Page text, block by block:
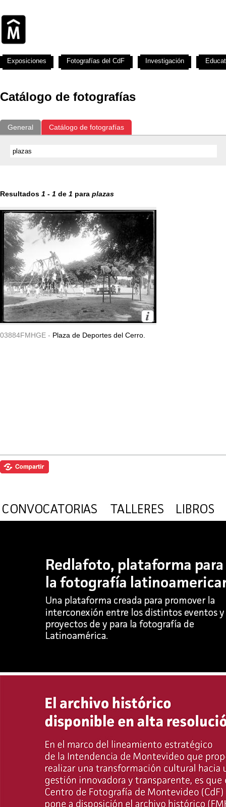
Catálogo de fotografías
General Catálogo de fotografías
Resultados 1 - 1 de 1 para plazas
03884FMHGE - Plaza de Deportes del Cerro.
Exposiciones Fotografías del CdF Investigación